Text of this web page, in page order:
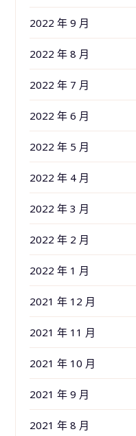
2022 年 9 月
2022 年 8 月
2022 年 7 月
2022 年 6 月
2022 年 5 月
2022 年 4 月
2022 年 3 月
2022 年 2 月
2022 年 1 月
2021 年 12 月
2021 年 11 月
2021 年 10 月
2021 年 9 月
2021 年 8 月